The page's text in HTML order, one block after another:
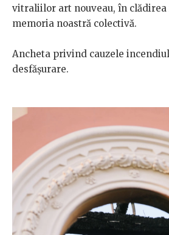
vitraliilor art nouveau, în clădirea
memoria noastră colectivă.
Ancheta privind cauzele
desfășurare.